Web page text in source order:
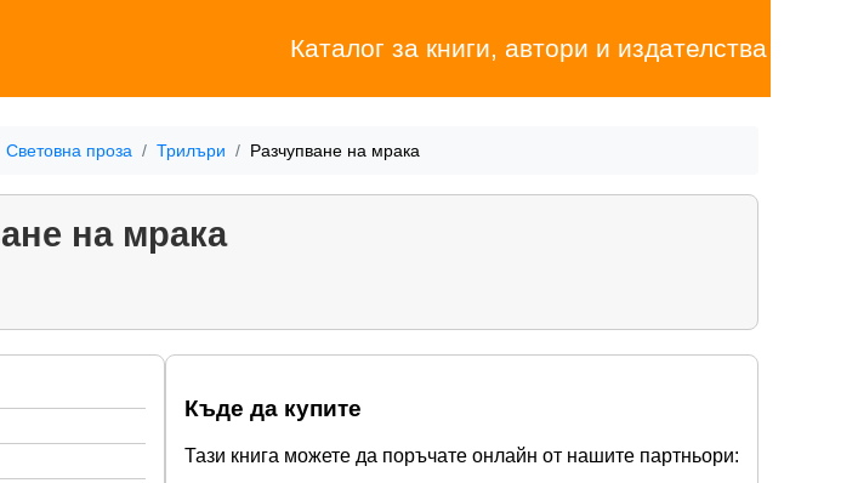
Каталог за книги, автори и издателства
Световна проза Трилъри Разчупване на мрака
на мрака
Къде да купите
Тази книга можете да поръчате онлайн от нашите партньори: